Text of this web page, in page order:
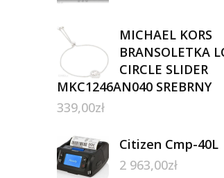
MICHAEL KORS
BRANSOLETKA
CIRCLE SLIDER
MKC1246AN040 SREBRNY
339,00zł
Citizen Cmp-40L
2 963,00zł